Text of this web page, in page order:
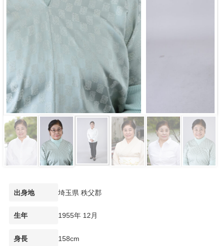
出身地 埼玉県 秩父郡
生年 1955年 12月
身長 158cm